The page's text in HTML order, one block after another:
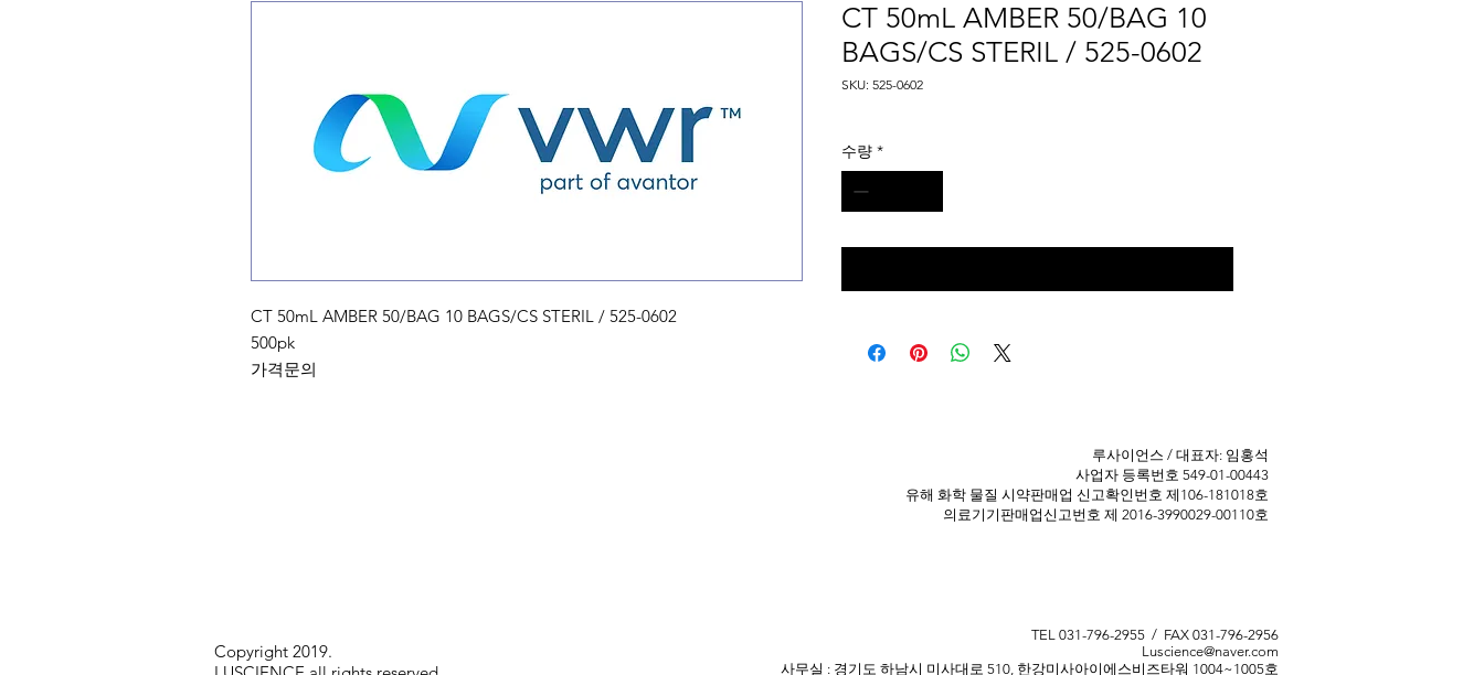
CT 50mL AMBER 50/BAG 10 BAGS/CS STERIL / 525-0602
500pk
가격문의
CT 50mL AMBER 50/BAG 10
BAGS/CS STERIL / 525-0602
SKU: 525-0602
수량 *
​루사이언스 / 대표자: 임홍석
사업자 등록번호 549-01-00443
유해 화학 물질 ​시약판매업 신고확인번호 제106-181018호
의료기기판매업신고번호 제 2016-3990029-00110호
Copyright 2019.
TEL 031-796-2955 / FAX 031-796-2956
Luscience@naver.com
사무실 : 경기도 하남시 미사대로 510, 한강미사아이에스비즈타워 1004~1005호